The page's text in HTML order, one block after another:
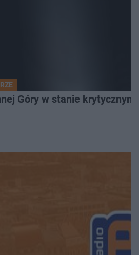
Góry w stanie